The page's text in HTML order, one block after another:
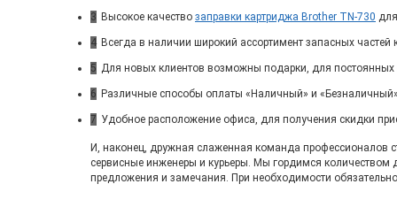
3 Высокое качество заправки картриджа Brother TN-730
4 Всегда в наличии широкий ассортимент запасных частей
5 Для новых клиентов возможны подарки, для
6 Различные способы оплаты «Наличный» и «Безналичный»
7 Удобное расположение офиса, для получения скидки
И, наконец, дружная слаженная команда профессионалов
сервисные инженеры и курьеры. Мы гордимся
предложения и замечания. При необходимости